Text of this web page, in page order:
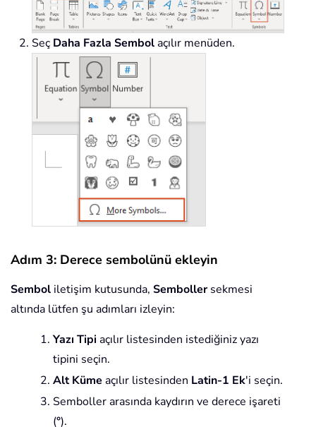
Seç Daha Fazla Sembolaçılır menüden.
Adım 3: Derece sembolünü ekleyin
Sembol iletişim kutusunda, Sembollersekmesi
altında lütfen şu adımları izleyin:
Yazı Tipi açılır listesinden istediğiniz yazı
tipini seçin.
Alt Küme açılır listesinden Latin-1 Ek'i seçin.
Semboller arasında kaydırın ve derece işareti
(°).